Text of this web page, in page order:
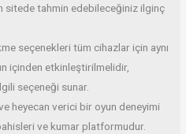
sitede tahmin edebileceğiniz ilginç
seçenekleri tüm cihazlar için aynı
içinden etkinleştirilmelidir,
seçeneği sunar.
heyecan verici bir oyun deneyimi
ve kumar platformudur.